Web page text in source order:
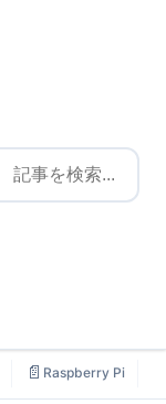
📄 Raspberry Pi